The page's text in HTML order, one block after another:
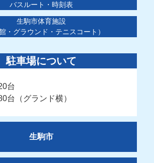
バスルート・時刻表
生駒市体育施設
館・グラウンド・テニスコート）
駐車場について
台
台（グランド横）
生駒市